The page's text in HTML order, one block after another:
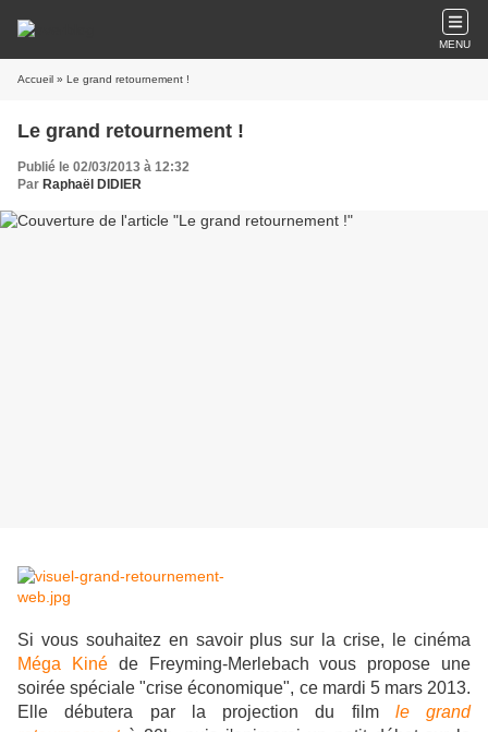
MENU
Accueil » Le grand retournement !
Le grand retournement !
Publié le 02/03/2013 à 12:32
Par Raphaël DIDIER
Si vous souhaitez en savoir plus sur la crise, le cinéma
Méga Kinéde Freyming-Merlebach vous propose une
soirée spéciale "crise économique", ce mardi 5 mars 2013.
Elle débutera par la projection du film le grand